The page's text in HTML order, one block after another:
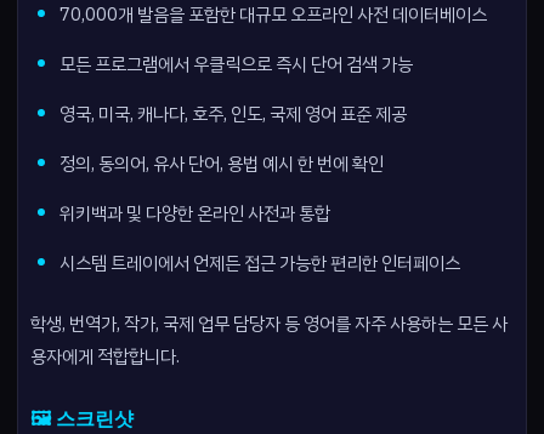
70,000개 발음을 포함한 대규모 오프라인 사전 데이터베이스
모든 프로그램에서 우클릭으로 즉시 단어 검색 가능
영국, 미국, 캐나다, 호주, 인도, 국제 영어 표준 제공
정의, 동의어, 유사 단어, 용법 예시 한 번에 확인
위키백과 및 다양한 온라인 사전과 통합
시스템 트레이에서 언제든 접근 가능한 편리한 인터페이스
학생, 번역가, 작가, 국제 업무 담당자 등 영어를 자주 사용하는 모든 사
용자에게 적합합니다.
🖼️ 스크린샷